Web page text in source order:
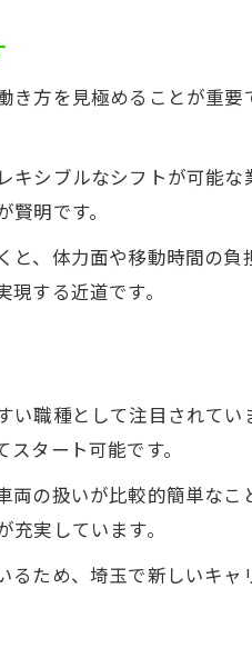
の軽貨物求人で企業配送案
業配送の軽貨物求人で安定
稼ぐ軽貨物ドライバーの転
貨物求人で安心して稼ぐた
方を見極めることが重
シブルなシフトが可能
明です。
、体力面や移動時間の
する近道です。
職種として注目されて
タート可能です。
の扱いが比較的簡単な
実しています。
ため、埼玉で新しいキ
お問い合わせはこちら
お問い合わせはこちら